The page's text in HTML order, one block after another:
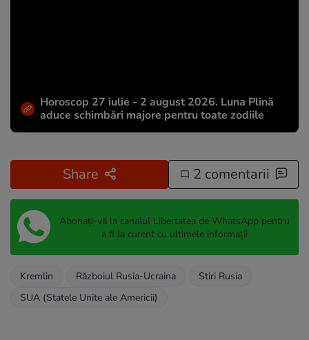
Horoscop 27 iulie - 2 august 2026. Luna Plină
aduce schimbări majore pentru toate zodiile
Share 2 comentarii
Abonați-vă la canalul Libertatea de WhatsApp pentru
a fi la curent cu ultimele informații
Kremlin Războiul Rusia-Ucraina
Stiri Rusia
SUA (Statele Unite ale Americii)